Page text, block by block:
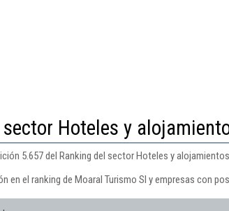
sector Hoteles y
5.657 del Ranking del sector Hoteles y
en el ranking de Moaral Turismo Sl y empresas con